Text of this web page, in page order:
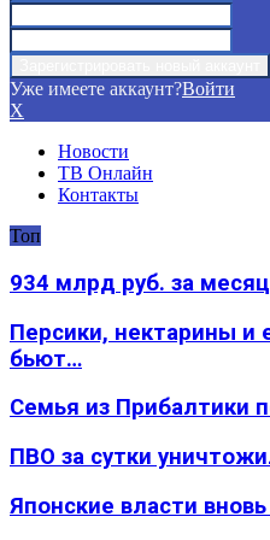
Уже имеете аккаунт?Войти
X
Новости
ТВ Онлайн
Контакты
Топ
934 млрд руб. за
Персики, нектарины и
бьют…
Семья из Прибалтики
ПВО за сутки
Японские власти